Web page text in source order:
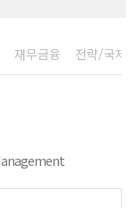
재무금융 전략/국제